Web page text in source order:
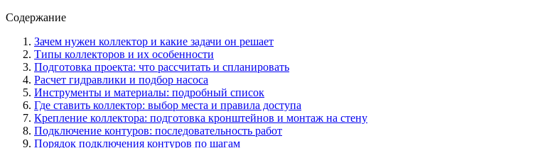
Содержание
Зачем нужен коллектор и какие задачи он решает
Типы коллекторов и их особенности
Подготовка проекта: что рассчитать и спланировать
Расчет гидравлики и подбор насоса
Инструменты и материалы: подробный список
Где ставить коллектор: выбор места и правила доступа
Крепление коллектора: подготовка кронштейнов и монтаж на стену
Подключение контуров: последовательность работ
Порядок подключения контуров по шагам